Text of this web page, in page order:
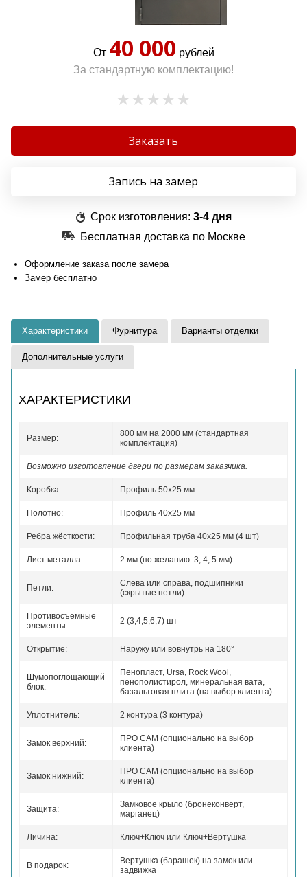
От 40 000 рублей
За стандартную комплектацию!
Заказать
Запись на замер
Срок изготовления: 3-4 дня
Бесплатная доставка по Москве
Оформление заказа после замера
Замер бесплатно
Характеристики Фурнитура Варианты отделки
Дополнительные услуги
ХАРАКТЕРИСТИКИ
Размер:
800 мм на 2000 мм (стандартная
комплектация)
Возможно изготовление двери по размерам заказчика.
Коробка: Профиль 50x25 мм
Полотно: Профиль 40x25 мм
Ребра жёсткости: Профильная труба 40х25 мм (4 шт)
Лист металла: 2 мм (по желанию: 3, 4, 5 мм)
Петли:
Слева или справа, подшипники
(скрытые петли)
Противосъемные
элементы:
2 (3,4,5,6,7) шт
Открытие: Наружу или вовнутрь на 180°
Шумопоглощающий
блок:
Пенопласт, Ursa, Rock Wool,
пенополистирол, минеральная вата,
базальтовая плита (на выбор клиента)
Уплотнитель: 2 контура (3 контура)
Замок верхний:
ПРО САМ (опционально на выбор
клиента)
Замок нижний:
ПРО САМ (опционально на выбор
клиента)
Защита:
Замковое крыло (бронеконверт,
марганец)
Личина: Ключ+Ключ или Ключ+Вертушка
В подарок:
Вертушка (барашек) на замок или
задвижка